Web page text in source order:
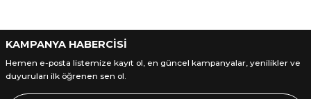
KAMPANYA HABERCİSİ
Hemen e-posta listemize kayıt ol, en güncel kampanyalar, yenilikler ve
duyuruları ilk öğrenen sen ol.